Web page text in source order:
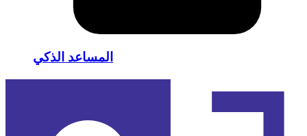
المساعد الذكي